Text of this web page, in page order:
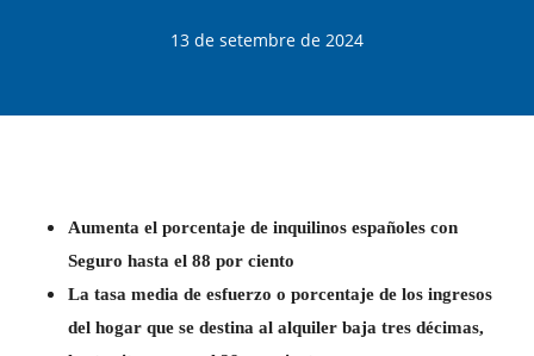
13 de setembre de 2024
Aumenta el porcentaje de inquilinos españoles con
Seguro hasta el 88 por ciento
La tasa media de esfuerzo o porcentaje de los ingresos
del hogar que se destina al alquiler baja tres décimas,